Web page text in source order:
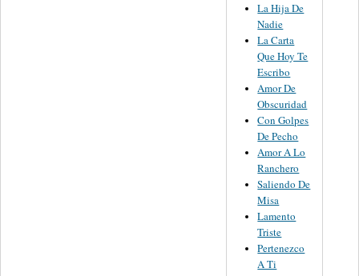
La Hija De
Nadie
La Carta
Que Hoy Te
Escribo
Amor De
Obscuridad
Con Golpes
De Pecho
Amor A Lo
Ranchero
Saliendo De
Misa
Lamento
Triste
Pertenezco
A Ti